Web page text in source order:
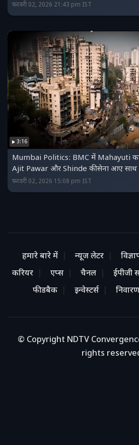
फ़रवरी 02, 2026 21:43 pm IST
3:16
Mumbai Politics: BMC में Mahayuti का
Ajit Pawar और Shinde की सेना आए
फ़रवरी 02, 2026 15:08 pm IST
हमारे बारे में न्यूज लेटर
करियर
एप्स चैनल ईपीजी
फीडबैक
इन्वेस्टर्स निवारण
© Copyright NDTV
rights